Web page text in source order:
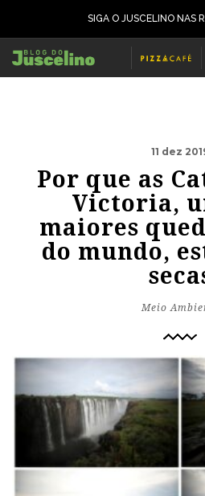
SIGA O JUSCELINO NAS
11 dez
Por que as
Victoria,
maiores
do mundo,
Meio